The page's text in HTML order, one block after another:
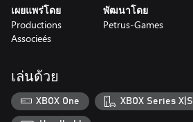
เผยแพร่โดย
Productions
Associeés
พัฒนาโดย
Petrus-Games
เล่นด้วย
XBOX One XBOX Series X|S